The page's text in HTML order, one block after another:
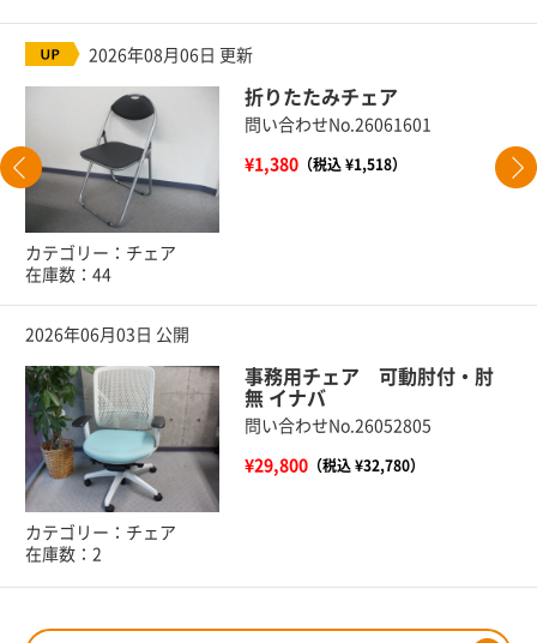
2026年08月06日 更新
折りたたみチェア
問い合わせNo.26061601
¥1,380（税込 ¥1,518）
カテゴリー：チェア
在庫数：44
2026年06月03日 公開
事務用チェア 可動肘付・肘
無 イナバ
問い合わせNo.26052805
¥29,800（税込 ¥32,780）
カテゴリー：チェア
在庫数：2